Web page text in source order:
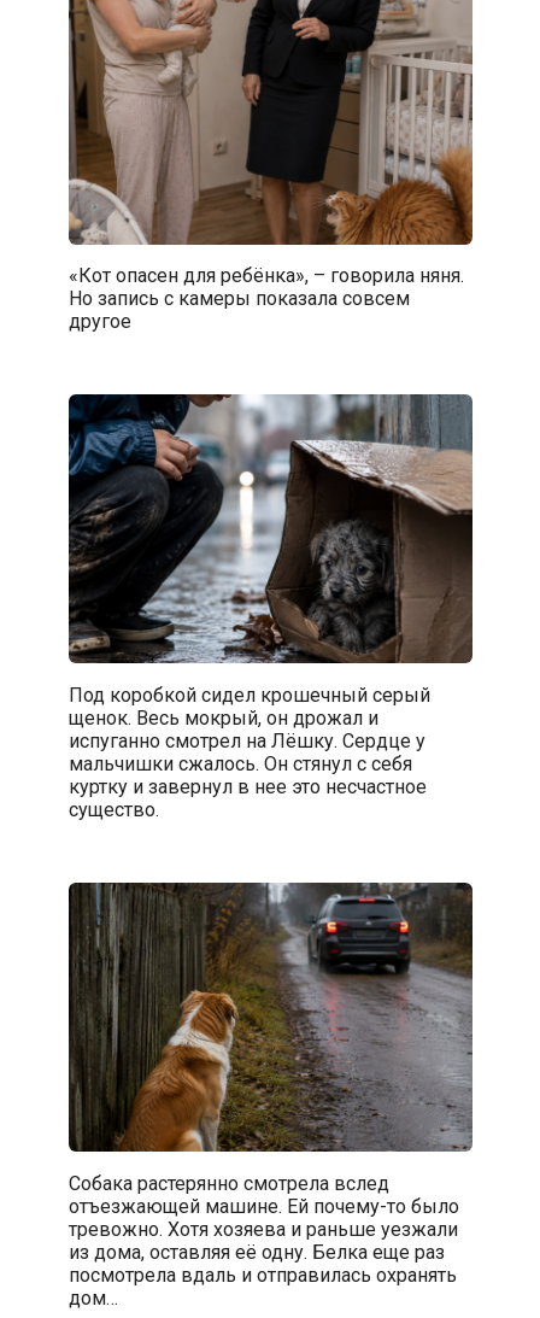
«Кот опасен для ребёнка», – говорила няня.
Но запись с камеры показала совсем
другое
Под коробкой сидел крошечный серый
щенок. Весь мокрый, он дрожал и
испуганно смотрел на Лёшку. Сердце у
мальчишки сжалось. Он стянул с себя
куртку и завернул в нее это несчастное
существо.
Собака растерянно смотрела вслед
отъезжающей машине. Ей почему-то было
тревожно. Хотя хозяева и раньше уезжали
из дома, оставляя её одну. Белка еще раз
посмотрела вдаль и отправилась охранять
дом…